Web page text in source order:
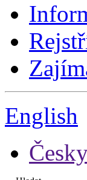
English